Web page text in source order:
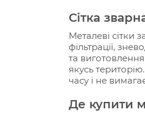
Сітка
Металеві сітки
фільтрації,
та
якусь
часу і не
Де купити